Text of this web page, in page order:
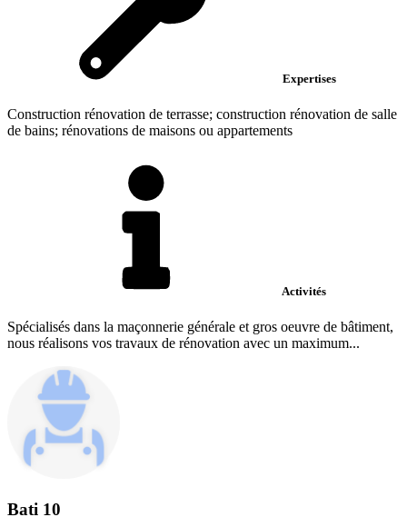
Expertises
Construction rénovation de terrasse; construction rénovation de salle
de bains; rénovations de maisons ou appartements
Activités
Spécialisés dans la maçonnerie générale et gros oeuvre de bâtiment,
nous réalisons vos travaux de rénovation avec un maximum...
Bati 10